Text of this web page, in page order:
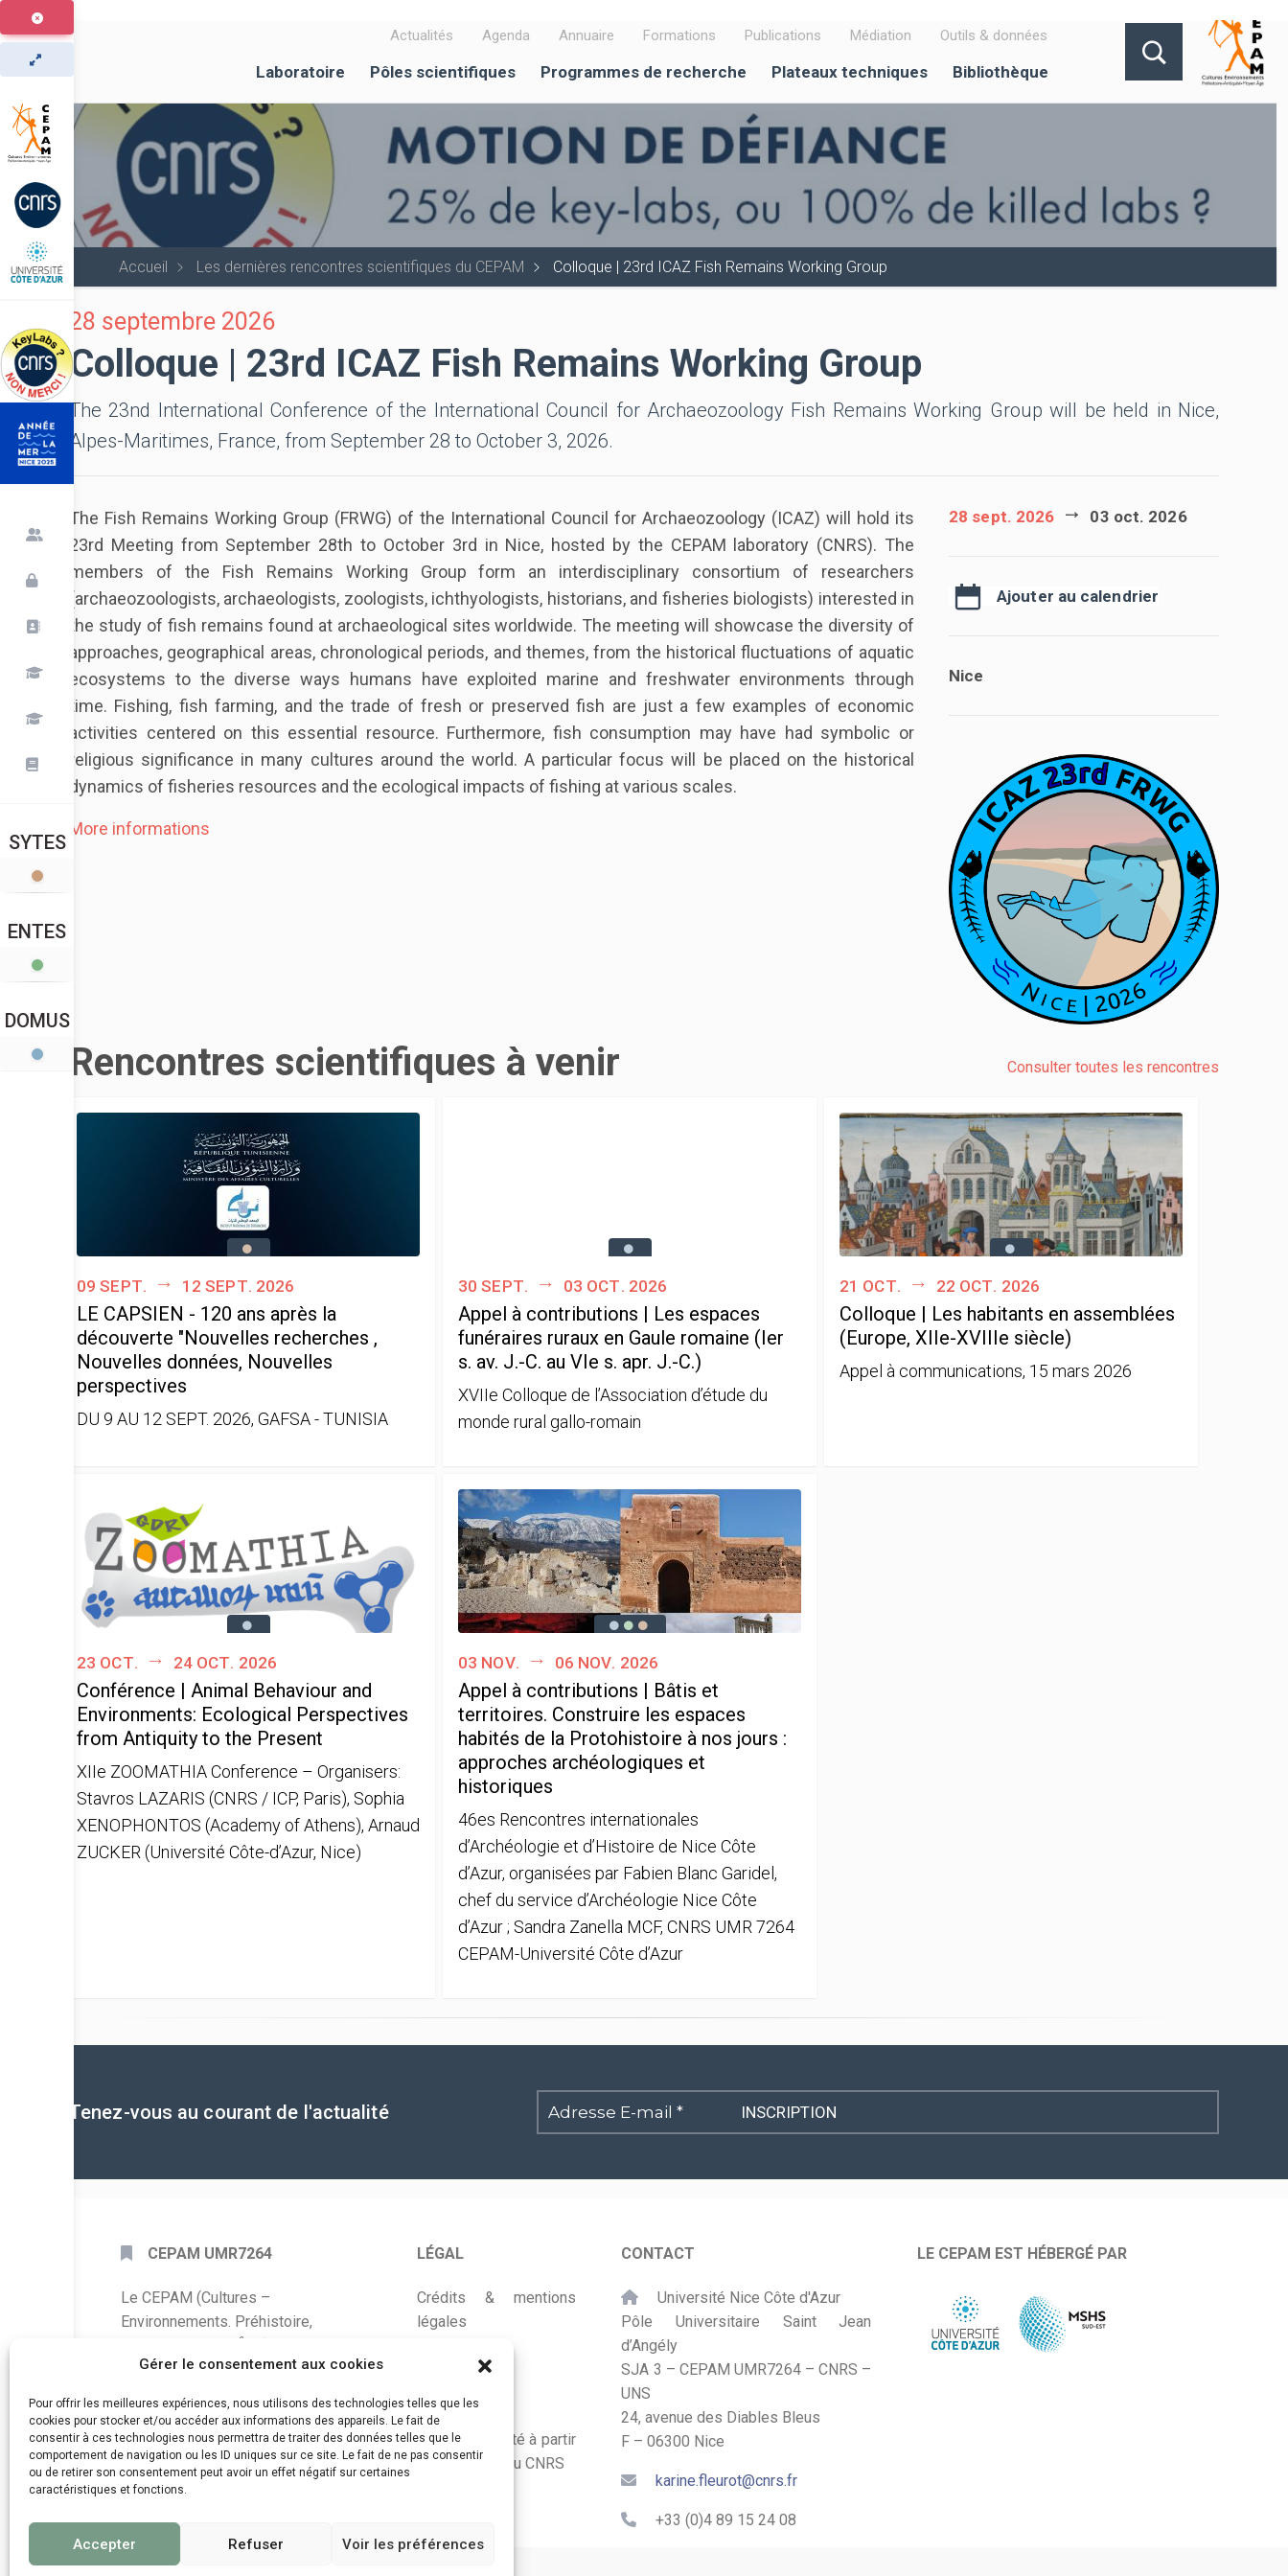
Gérer le consentement aux cookies
Pour offrir les meilleures expériences, nous utilisons des technologies telles que les
cookies pour stocker et/ou accéder aux informations des appareils. Le fait de
consentir à ces technologies nous permettra de traiter des données telles que le
comportement de navigation ou les ID uniques sur ce site. Le fait de ne pas consentir
ou de retirer son consentement peut avoir un effet négatif sur certaines
caractéristiques et fonctions.
Accepter Refuser Voir les préférences
Aller
au
contenu
principal
Actualités Agenda Annuaire Formations Publications Médiation Outils & données
Laboratoire Pôles scientifiques Programmes de recherche Plateaux techniques Bibliothèque
Accueil Les dernières rencontres scientifiques du CEPAM Colloque | 23rd ICAZ Fish Remains Working Group
SYTES
ENTES
DOMUS
28 septembre 2026
Colloque | 23rd ICAZ Fish Remains Working Group
The 23nd International Conference of the International Council for Archaeozoology Fish Remains Working Group will be held in Nice,
Alpes-Maritimes, France, from September 28 to October 3, 2026.
The Fish Remains Working Group (FRWG) of the International Council for Archaeozoology (ICAZ) will hold its
23rd Meeting from September 28th to October 3rd in Nice, hosted by the CEPAM laboratory (CNRS). The
members of the Fish Remains Working Group form an interdisciplinary consortium of researchers
(archaeozoologists, archaeologists, zoologists, ichthyologists, historians, and fisheries biologists) interested in
the study of fish remains found at archaeological sites worldwide. The meeting will showcase the diversity of
approaches, geographical areas, chronological periods, and themes, from the historical fluctuations of aquatic
ecosystems to the diverse ways humans have exploited marine and freshwater environments through
time. Fishing, fish farming, and the trade of fresh or preserved fish are just a few examples of economic
activities centered on this essential resource. Furthermore, fish consumption may have had symbolic or
religious significance in many cultures around the world. A particular focus will be placed on the historical
dynamics of fisheries resources and the ecological impacts of fishing at various scales.
More informations
28 sept. 2026 03 oct. 2026
Ajouter au calendrier
Nice
Rencontres scientifiques à venir Consulter toutes les rencontres
09 sept. 12 sept. 2026
LE CAPSIEN - 120 ans après la
découverte "Nouvelles recherches ,
Nouvelles données, Nouvelles
perspectives
DU 9 AU 12 SEPT. 2026, GAFSA - TUNISIA
30 sept. 03 oct. 2026
Appel à contributions | Les espaces
funéraires ruraux en Gaule romaine (Ier
s. av. J.-C. au VIe s. apr. J.-C.)
XVIIe Colloque de l’Association d’étude du
monde rural gallo-romain
21 oct. 22 oct. 2026
Colloque | Les habitants en assemblées
(Europe, XIIe-XVIIIe siècle)
Appel à communications, 15 mars 2026
23 oct. 24 oct. 2026
Conférence | Animal Behaviour and
Environments: Ecological Perspectives
from Antiquity to the Present
XIIe ZOOMATHIA Conference – Organisers:
Stavros LAZARIS (CNRS / ICP, Paris), Sophia
XENOPHONTOS (Academy of Athens), Arnaud
ZUCKER (Université Côte-d’Azur, Nice)
03 nov. 06 nov. 2026
Appel à contributions | Bâtis et
territoires. Construire les espaces
habités de la Protohistoire à nos jours :
approches archéologiques et
historiques
46es Rencontres internationales
d’Archéologie et d’Histoire de Nice Côte
d’Azur, organisées par Fabien Blanc Garidel,
chef du service d’Archéologie Nice Côte
d’Azur ; Sandra Zanella MCF, CNRS UMR 7264
CEPAM-Université Côte d’Azur
Tenez-vous au courant de l'actualité
Adresse
E-
CEPAM UMR7264
Le CEPAM (Cultures –
Environnements. Préhistoire,
mixte de recherche CNRS – UNS qui
la connaissance des sociétés du
passé, de leurs modes de
fonctionnement, de leur évolution et
de leur relation à l’environnement.
LÉGAL
Crédits & mentions
légales
Plan du site
Accessibilité
Conçu et adapté à partir
du Kit Labos du CNRS
CONTACT
Université Nice Côte d'Azur
Pôle Universitaire Saint Jean
d’Angély
SJA 3 – CEPAM UMR7264 – CNRS –
UNS
24, avenue des Diables Bleus
F – 06300 Nice
karine.fleurot@cnrs.fr
+33 (0)4 89 15 24 08
LE CEPAM EST HÉBERGÉ PAR